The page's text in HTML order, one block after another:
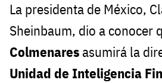
La presidenta de México,
Sheinbaum, dio a conocer
Colmenares asumirá la
Unidad de Inteligencia